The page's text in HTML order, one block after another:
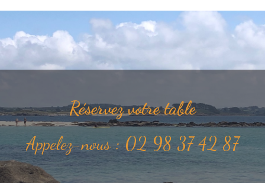
Réservez votre table
Appelez-nous : 02 98 37 42 87